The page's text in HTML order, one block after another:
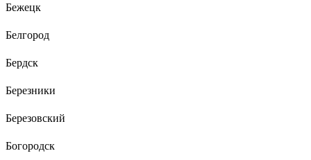
Бежецк
Белгород
Бердск
Березники
Березовский
Богородск